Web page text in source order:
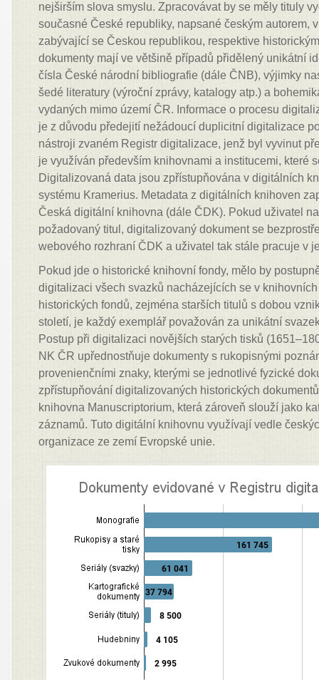
nejširším slova smyslu. Zpracovávat by se měly tituly
současné České republiky, napsané českým autorem,
zabývající se Českou republikou, respektive
dokumenty mají ve většině případů přidělený unikátní
čísla České národní bibliografie (dále ČNB), výjimky
šedé literatury (výroční zprávy, katalogy atp.) a
vydaných mimo území ČR. Informace o procesu
je z důvodu předejití nežádoucí duplicitní digitalizace
nástroji zvaném Registr digitalizace, jenž byl vyvinut
je využíván především knihovnami a institucemi, které
Digitalizovaná data jsou zpřístupňována v digitálních
systému Kramerius. Metadata z digitálních knihoven
Česká digitální knihovna (dále ČDK). Pokud uživatel
požadovaný titul, digitalizovaný dokument se
webového rozhraní ČDK a uživatel tak stále pracuje v
Pokud jde o historické knihovní fondy, mělo by
digitalizaci všech svazků nacházejících se v
historických fondů, zejména starších titulů s dobou
století, je každý exemplář považován za unikátní
Postup při digitalizaci novějších starých tisků
NK ČR upřednostňuje dokumenty s rukopisnými
provenienčními znaky, kterými se jednotlivé fyzické
zpřístupňování digitalizovaných historických
knihovna Manuscriptorium, která zároveň slouží jako
záznamů. Tuto digitální knihovnu využívají vedle
organizace ze zemí Evropské unie.